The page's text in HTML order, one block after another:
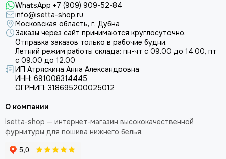
WhatsApp +7 (909) 909-52-84
info@isetta-shop.ru
Московская область, г. Дубна
Заказы через сайт принимаются круглосуточно.
Отправка заказов только в рабочие будни.
Летний режим работы склада: пн-чт с 09.00 до 14.00, пт
с 09.00 до 12.00
ИП Атряскина Анна Александровна
ИНН: 691008314445
ОГРНИП: 318695200025012
О компании
Isetta-shop — интернет-магазин высококачественной
фурнитуры для пошива нижнего белья.